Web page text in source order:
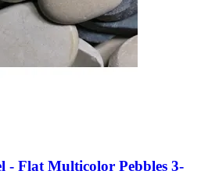
-​ Flat Multicolor Pebbles 3-​